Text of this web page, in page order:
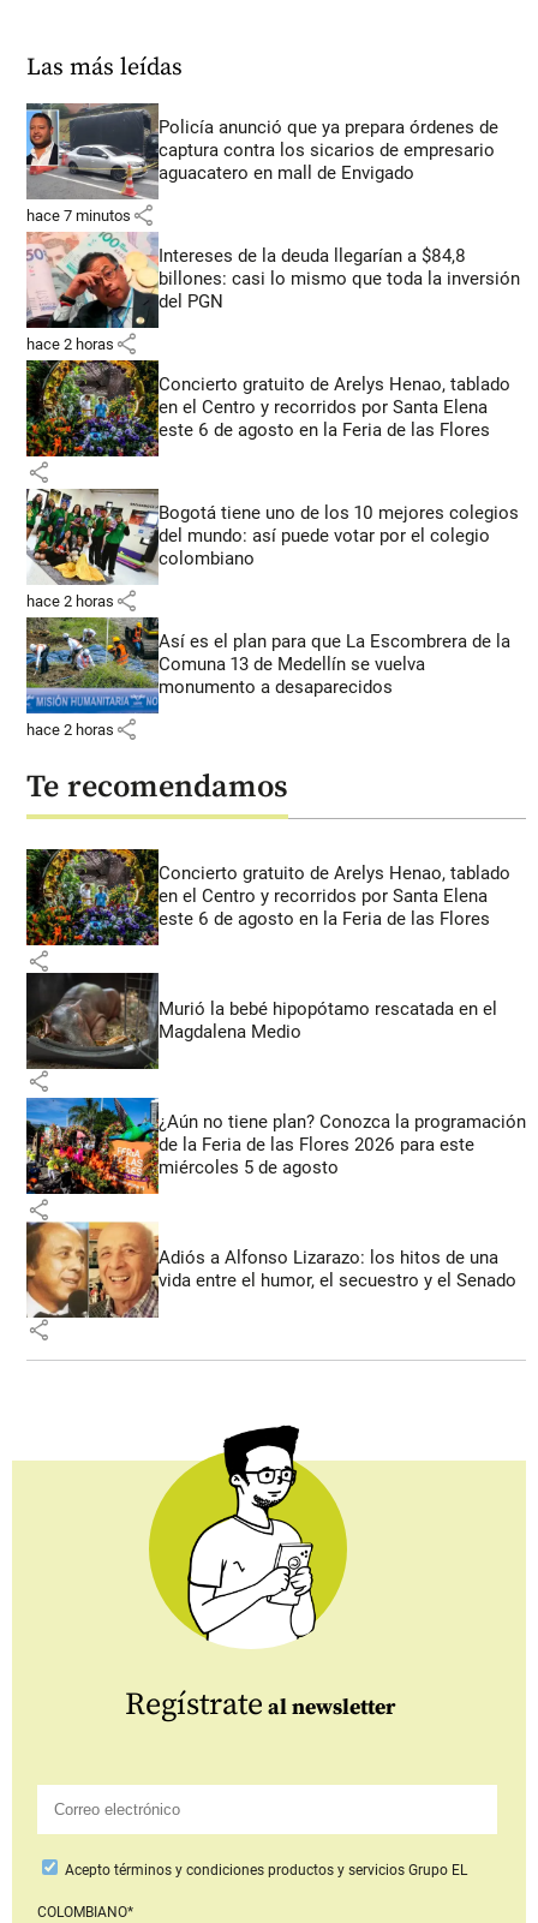
Las más leídas
Policía anunció que ya prepara órdenes de
captura contra los sicarios de empresario
aguacatero en mall de Envigado
hace 7 minutos share
Intereses de la deuda llegarían a $84,8
billones: casi lo mismo que toda la inversión
del PGN
hace 2 horas share
Concierto gratuito de Arelys Henao, tablado
en el Centro y recorridos por Santa Elena
este 6 de agosto en la Feria de las Flores
share
Bogotá tiene uno de los 10 mejores colegios
del mundo: así puede votar por el colegio
colombiano
hace 2 horas share
Así es el plan para que La Escombrera de la
Comuna 13 de Medellín se vuelva
monumento a desaparecidos
hace 2 horas share
Te recomendamos
Concierto gratuito de Arelys Henao, tablado
en el Centro y recorridos por Santa Elena
este 6 de agosto en la Feria de las Flores
share
Murió la bebé hipopótamo rescatada en el
Magdalena Medio
share
¿Aún no tiene plan? Conozca la programación
de la Feria de las Flores 2026 para este
miércoles 5 de agosto
share
Adiós a Alfonso Lizarazo: los hitos de una
vida entre el humor, el secuestro y el Senado
share
Regístrate al newsletter
Aceptotérminos y condiciones productos y serviciosGrupo EL
COLOMBIANO*